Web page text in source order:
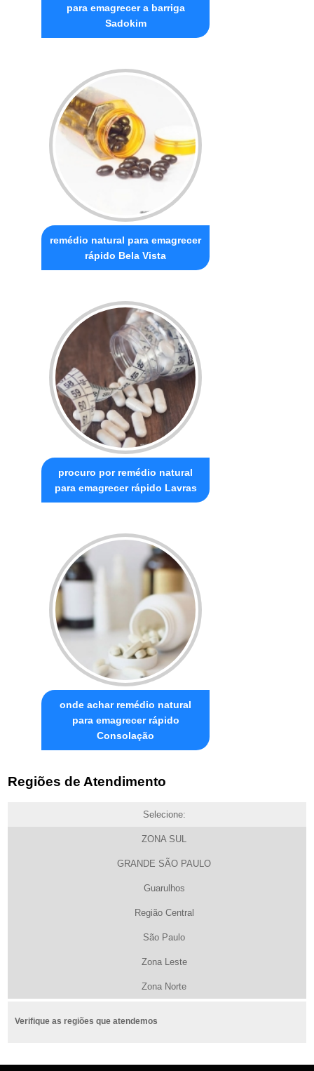
para emagrecer a barriga
Sadokim
remédio natural para emagrecer
rápido Bela Vista
procuro por remédio natural
para emagrecer rápido Lavras
onde achar remédio natural
para emagrecer rápido
Consolação
Regiões de Atendimento
Selecione:
ZONA SUL
GRANDE SÃO PAULO
Guarulhos
Região Central
São Paulo
Zona Leste
Zona Norte
Verifique as regiões que atendemos